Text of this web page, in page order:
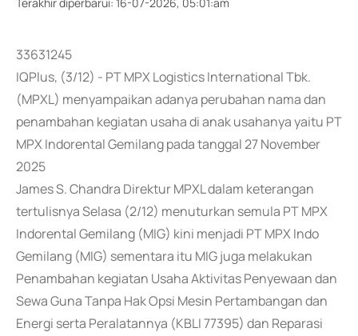
33631245
IQPlus, (3/12) - PT MPX Logistics International Tbk.
(MPXL) menyampaikan adanya perubahan nama dan
penambahan kegiatan usaha di anak usahanya yaitu PT
MPX Indorental Gemilang pada tanggal 27 November
2025
James S. Chandra Direktur MPXL dalam keterangan
tertulisnya Selasa (2/12) menuturkan semula PT MPX
Indorental Gemilang (MIG) kini menjadi PT MPX Indo
Gemilang (MIG) sementara itu MIG juga melakukan
Penambahan kegiatan Usaha Aktivitas Penyewaan dan
Sewa Guna Tanpa Hak Opsi Mesin Pertambangan dan
Energi serta Peralatannya (KBLI 77395) dan Reparasi